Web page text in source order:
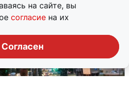
на сайте, вы
согласие на их
Согласен